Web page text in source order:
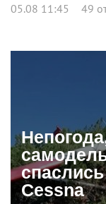
05.08 11:45 49
Cessna